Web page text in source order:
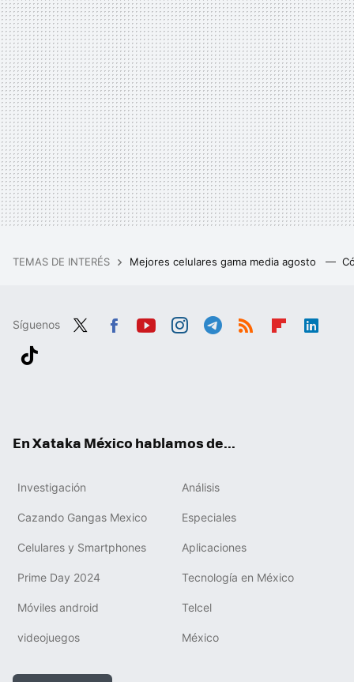
TEMAS DE INTERÉS Mejores celulares gama media agosto
Síguenos
En Xataka México hablamos de...
Investigación Análisis
Cazando Gangas Mexico Especiales
Celulares y Smartphones Aplicaciones
Prime Day 2024 Tecnología en México
Móviles android Telcel
videojuegos México